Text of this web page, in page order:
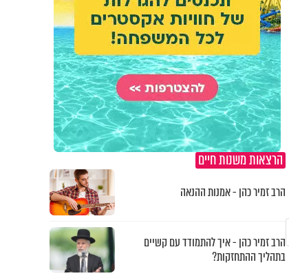
הרצאות משנות חיים
הרב זמיר כהן - אמנות ההנאה
הרב זמיר כהן - איך להתמודד עם קשיים
בתהליך ההתחזקות?